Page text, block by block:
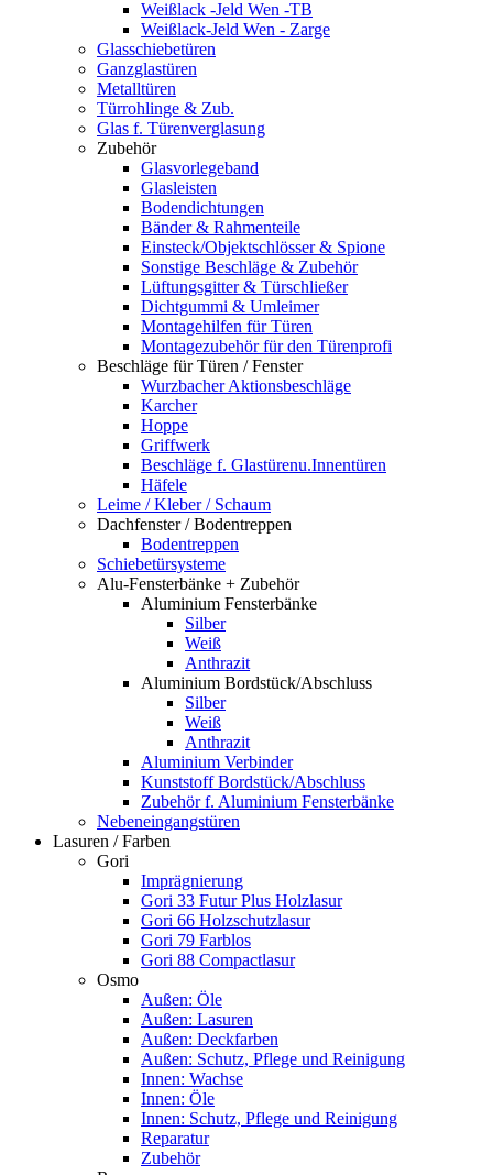
Weißlack -Jeld Wen -TB
Weißlack-Jeld Wen - Zarge
Glasschiebetüren
Ganzglastüren
Metalltüren
Türrohlinge & Zub.
Glas f. Türenverglasung
Zubehör
Glasvorlegeband
Glasleisten
Bodendichtungen
Bänder & Rahmenteile
Einsteck/Objektschlösser & Spione
Sonstige Beschläge & Zubehör
Lüftungsgitter & Türschließer
Dichtgummi & Umleimer
Montagehilfen für Türen
Montagezubehör für den Türenprofi
Beschläge für Türen / Fenster
Wurzbacher Aktionsbeschläge
Karcher
Hoppe
Griffwerk
Beschläge f. Glastürenu.Innentüren
Häfele
Leime / Kleber / Schaum
Dachfenster / Bodentreppen
Bodentreppen
Schiebetürsysteme
Alu-Fensterbänke + Zubehör
Aluminium Fensterbänke
Silber
Weiß
Anthrazit
Aluminium Bordstück/Abschluss
Silber
Weiß
Anthrazit
Aluminium Verbinder
Kunststoff Bordstück/Abschluss
Zubehör f. Aluminium Fensterbänke
Nebeneingangstüren
Lasuren / Farben
Gori
Imprägnierung
Gori 33 Futur Plus Holzlasur
Gori 66 Holzschutzlasur
Gori 79 Farblos
Gori 88 Compactlasur
Osmo
Außen: Öle
Außen: Lasuren
Außen: Deckfarben
Außen: Schutz, Pflege und Reinigung
Innen: Wachse
Innen: Öle
Innen: Schutz, Pflege und Reinigung
Reparatur
Zubehör